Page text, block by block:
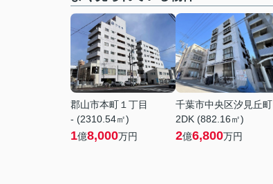
郡山市本町１丁目
- (2310.54㎡)
1億8,000万円
千葉市中央区汐見丘町
2DK (882.16㎡)
2億6,800万円